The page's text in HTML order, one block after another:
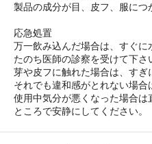
製品の成分が目、皮フ、服につ
応急処置
万一飲み込んだ場合は、すぐ
たのち医師の診察を受けて下さ
芽や皮フに触れた場合は、すぎ
それでも違和感がとれない場合
使用中気分が悪くなった場合
ところで安静にしてください。